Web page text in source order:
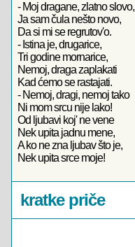
- Moj dragane, zlatno slovo,
Ja sam čula nešto novo,
Da si mi se regrutov'o.
- Istina je, drugarice,
Tri godine mornarice,
Nemoj, draga zaplakati
Kad ćemo se rastajati.
- Nemoj, dragi, nemoj tako
Ni mom srcu nije lako!
Od ljubavi koj' ne vene
Nek upita jadnu mene,
A ko ne zna ljubav što je,
Nek upita srce moje!
kratke priče